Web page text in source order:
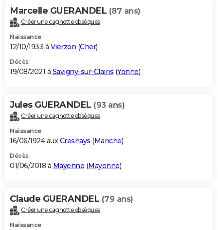
Marcelle GUERANDEL (87 ans)
Créer une cagnotte obsèques
Naissance
12/10/1933 à Vierzon (Cher)
Décès
19/08/2021 à Savigny-sur-Clairis (Yonne)
Jules GUERANDEL (93 ans)
Créer une cagnotte obsèques
Naissance
16/06/1924 auxCresnays (Manche)
Décès
01/06/2018 à Mayenne (Mayenne)
Claude GUERANDEL (79 ans)
Créer une cagnotte obsèques
Naissance